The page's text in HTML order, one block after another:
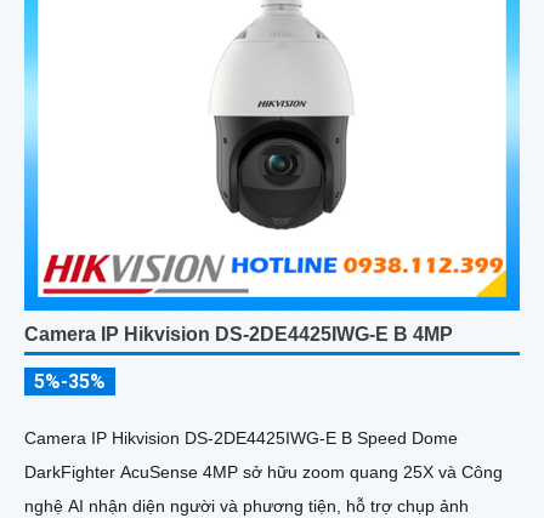
Camera IP Hikvision DS-2DE4425IWG-E B 4MP
5%-35%
Camera IP Hikvision DS-2DE4425IWG-E B Speed Dome
DarkFighter AcuSense 4MP sở hữu zoom quang 25X và Công
nghệ AI nhận diện người và phương tiện, hỗ trợ chụp ảnh